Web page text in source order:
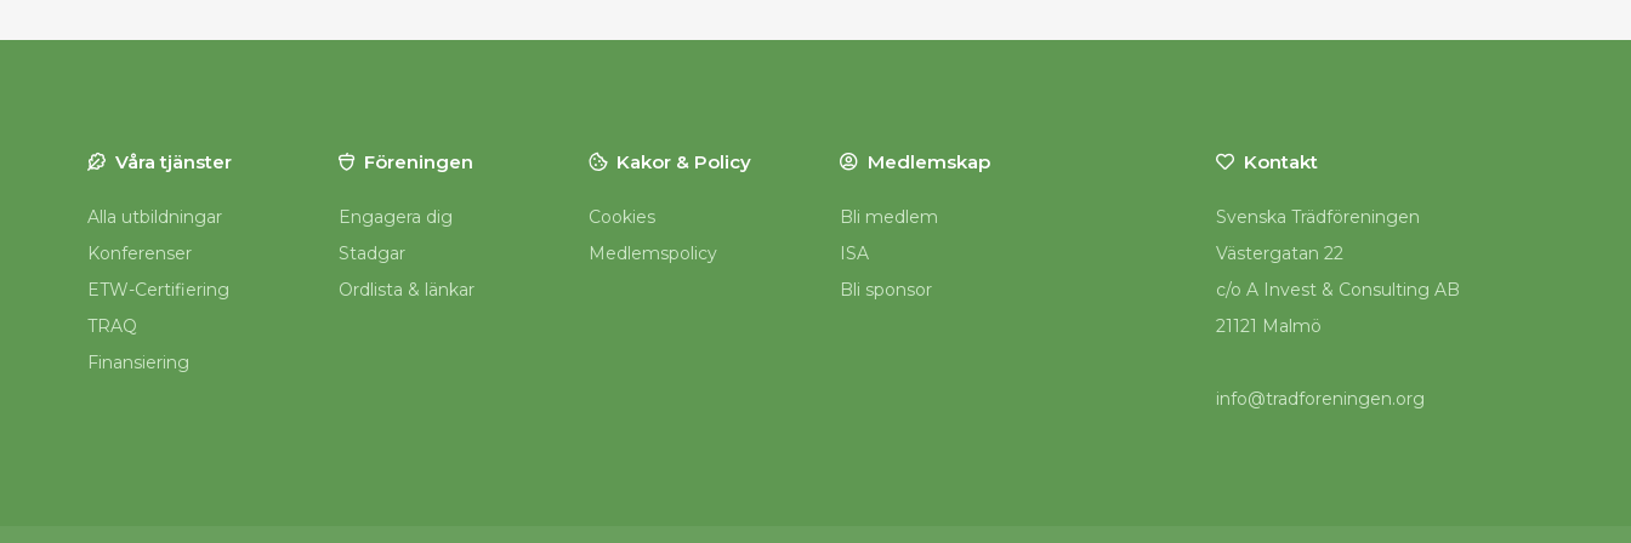
Våra tjänster
Alla utbildningar
Konferenser
ETW-Certifiering
TRAQ
Finansiering
Föreningen
Engagera dig
Stadgar
Ordlista & länkar
Kakor & Policy
Cookies
Medlemspolicy
Medlemskap
Bli medlem
ISA
Bli sponsor
Kontakt
Svenska Trädföreningen
Västergatan 22
c/o A Invest & Consulting AB
21121 Malmö
info@tradforeningen.org